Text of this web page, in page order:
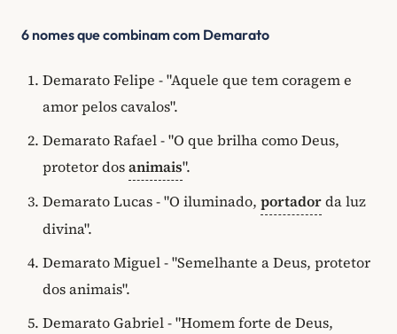
6 nomes que combinam com Demarato
Demarato Felipe - "Aquele que tem coragem e
amor pelos cavalos".
Demarato Rafael - "O que brilha como Deus,
protetor dosanimais".
Demarato Lucas - "O iluminado, portadorda luz
divina".
Demarato Miguel - "Semelhante a Deus, protetor
dos animais".
Demarato Gabriel - "Homem forte de Deus,